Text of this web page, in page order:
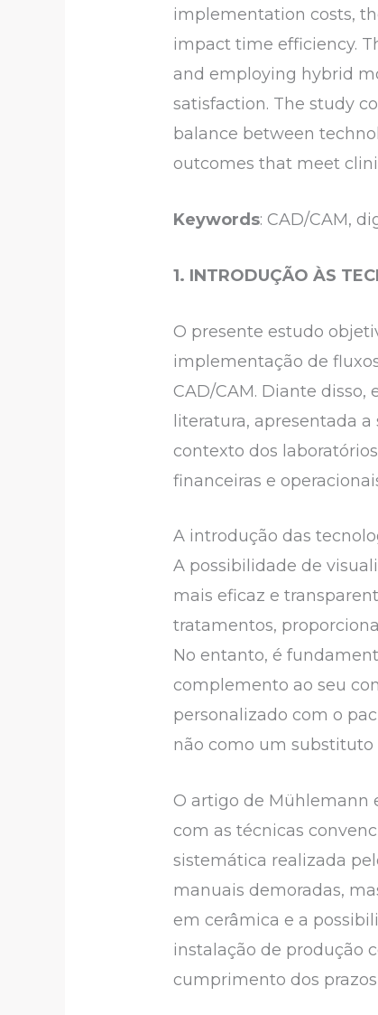
implementation costs,
impact time efficiency.
and employing hybrid
satisfaction. The study
balance between
outcomes that meet
Keywords: CAD/CAM,
1. INTRODUÇÃO ÀS
O presente estudo
implementação de
CAD/CAM. Diante
literatura, apresentada
contexto dos
financeiras e
A introdução das
A possibilidade de
mais eficaz e
tratamentos,
No entanto, é
complemento ao seu
personalizado com o
não como um
O artigo de Mühlemann
com as técnicas
sistemática realizada
manuais demoradas,
em cerâmica e a
instalação de produção
cumprimento dos